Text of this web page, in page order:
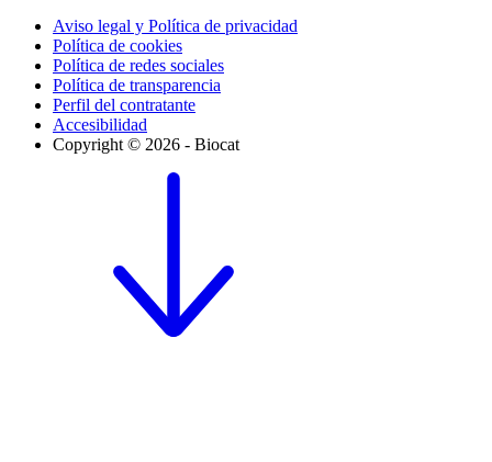
Aviso legal y Política de privacidad
Política de cookies
Política de redes sociales
Política de transparencia
Perfil del contratante
Accesibilidad
Copyright © 2026 - Biocat